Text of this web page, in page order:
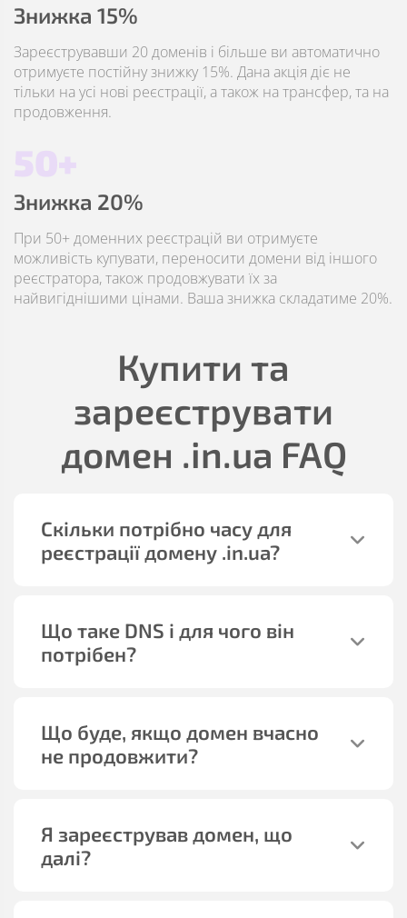
Знижка 15%
Зареєструвавши 20 доменів і більше ви автоматично
отримуєте постійну знижку 15%. Дана акція діє не
тільки на усі нові реєстрації, а також на трансфер, та на
продовження.
50+
Знижка 20%
При 50+ доменних реєстрацій ви отримуєте
можливість купувати, переносити домени від іншого
реєстратора, також продовжувати їх за
найвигіднішими цінами. Ваша знижка складатиме 20%.
Купити та
зареєструвати
домен .in.ua FAQ
Скільки потрібно часу для
реєстрації домену .in.ua?
Що таке DNS і для чого він
потрібен?
Що буде, якщо домен вчасно
не продовжити?
Я зареєстрував домен, що
далі?